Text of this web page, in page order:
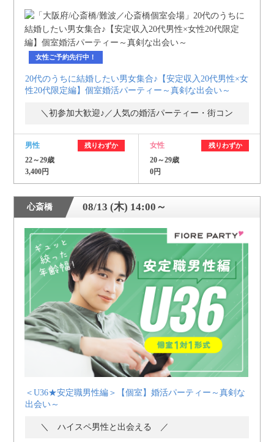
女性ご予約先行中！
20代のうちに結婚したい男女集合♪【安定収入20代男性×女
性20代限定編】個室婚活パーティー～真剣な出会い～
＼初参加大歓迎♪／人気の婚活パーティー・街コン
男性 残りわずか
22～29歳
3,400円
女性 残りわずか
20～29歳
0円
心斎橋 08/13 (木) 14:00～
＜U36★安定職男性編＞【個室】婚活パーティー～真剣な
出会い～
＼ ハイスペ男性と出会える ／